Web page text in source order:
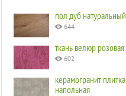
пол дуб натуральный
644
ткань велюр розовая
602
керамогранит плитка
напольная